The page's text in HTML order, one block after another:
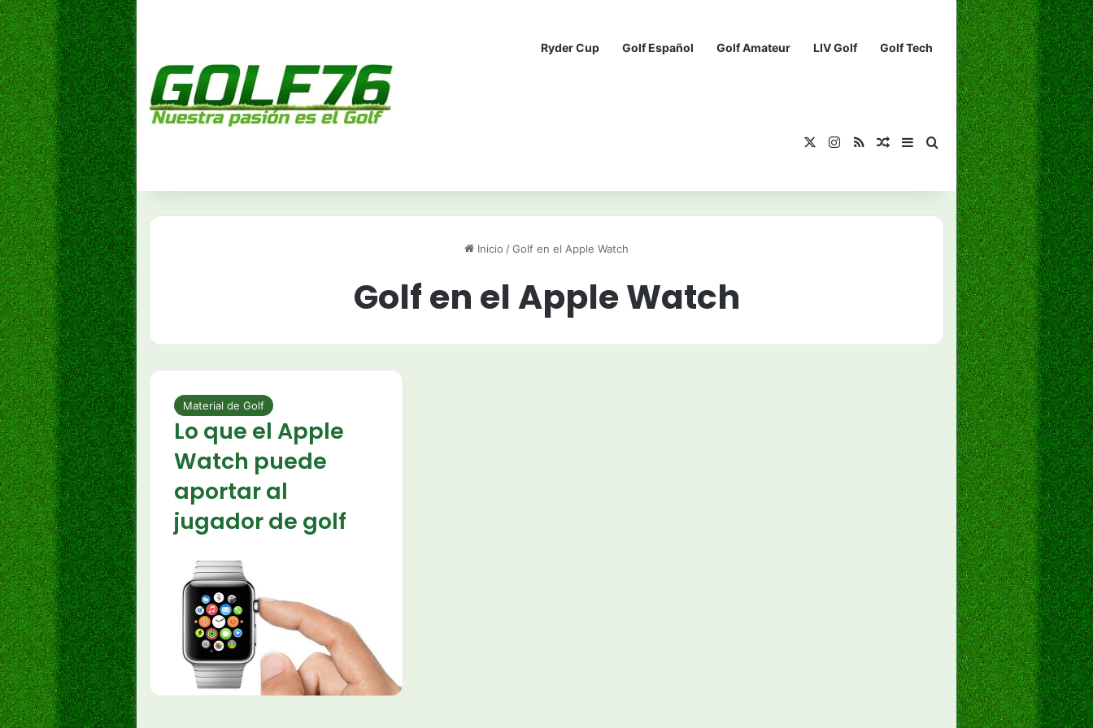
Ryder Cup Golf Español Golf Amateur LIV Golf Golf Tech
Instagram
RSS ¡Muéstrame un artículo
Barra lateral
Buscar...
Inicio /Golf en el Apple Watch
Golf en el Apple Watch
Material de Golf
Lo que el Apple
Watch puede
aportar al
jugador de golf